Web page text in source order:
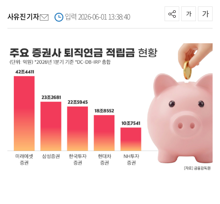
사유진 기자 입력 2026-06-01 13:38:40